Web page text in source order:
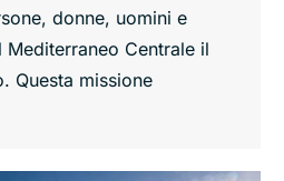
donne, uomini e
Mediterraneo Centrale il
Questa missione